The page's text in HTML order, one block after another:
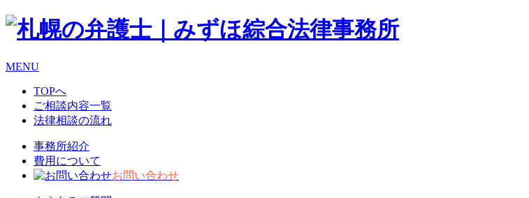
MENU
TOPへ
ご相談内容一覧
法律相談の流れ
事務所紹介
費用について
お問い合わせ